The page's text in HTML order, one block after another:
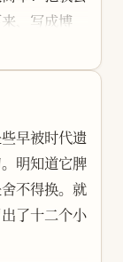
我才把安全
有时候不是
。
友，就没有
碎的小幸
处理与统
率、K-
像与文本工
词云生成
困惑度/一
、写成博
我大概还带
复杂，却被
联网的底色
我逐渐明
履维艰。金
于是我开通
以后能在理
早被时代遗
明知道它脾
不得换。就
了十二个小